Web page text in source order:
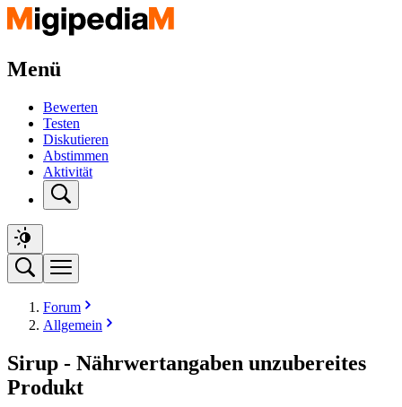
Menü
Bewerten
Testen
Diskutieren
Abstimmen
Aktivität
Forum
Allgemein
Sirup - Nährwertangaben unzubereites
Produkt